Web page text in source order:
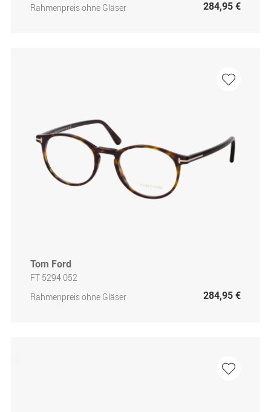
Rahmenpreis ohne Gläser
284,95 €
Tom Ford
FT 5294 052
Rahmenpreis ohne Gläser
284,95 €